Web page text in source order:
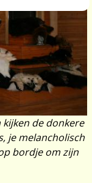
de donkere
je melancholisch
bordje om zijn